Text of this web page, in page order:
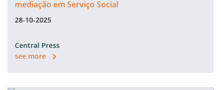
mediação em Serviço Social
28-10-2025
Central Press
see more